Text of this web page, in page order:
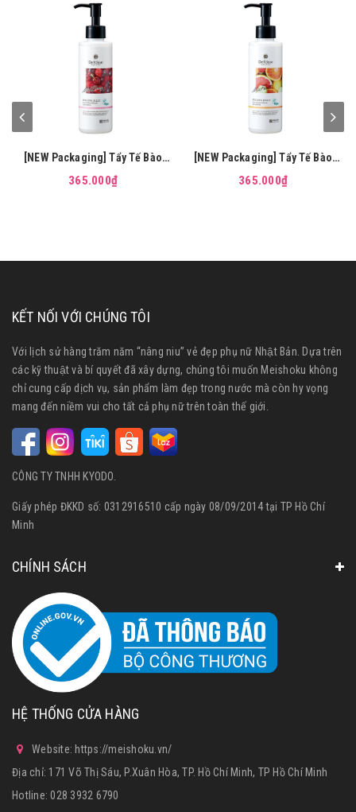
[NEW Packaging] Tẩy Tế Bào
AHA BHA (Hương dâu) 180ml
365.000₫
[NEW Packaging] Tẩy Tế Bào
AHA BHA (Hương trái cây) 180ml
365.000₫
KẾT NỐI VỚI CHÚNG TÔI
Với lịch sử hàng trăm năm “nâng niu” vẻ đẹp phụ nữ Nhật Bản. Dựa trên
các kỹ thuật và bí quyết đã xây dựng, chúng tôi muốn Meishoku không
chỉ cung cấp dịch vụ, sản phẩm làm đẹp trong nước mà còn hy vọng
mang đến niềm vui cho tất cả phụ nữ trên toàn thế giới.
CÔNG TY TNHH KYODO.
Giấy phép ĐKKD số: 0312916510 cấp ngày 08/09/2014 tại TP Hồ Chí
Minh
CHÍNH SÁCH
HỆ THỐNG CỬA HÀNG
Website: https://meishoku.vn/
Địa chỉ: 171 Võ Thị Sáu, P.Xuân Hòa, TP. Hồ Chí Minh, TP Hồ Chí Minh
Hotline:028 3932 6790